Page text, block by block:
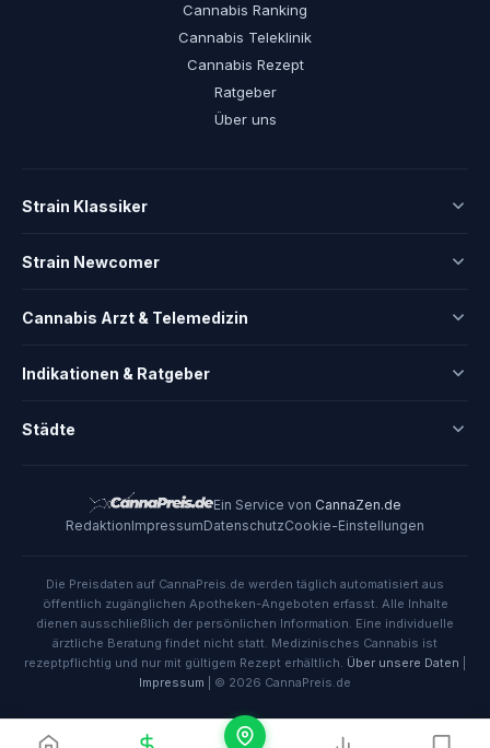
Cannabis Ranking
Cannabis Teleklinik
Cannabis Rezept
Ratgeber
Über uns
Strain Klassiker
Strain Newcomer
Cannabis Arzt & Telemedizin
Indikationen & Ratgeber
Städte
Ein Service von CannaZen.de
RedaktionImpressumDatenschutzCookie-Einstellungen
Die Preisdaten auf CannaPreis.de werden täglich automatisiert aus
öffentlich zugänglichen Apotheken-Angeboten erfasst. Alle Inhalte
dienen ausschließlich der persönlichen Information. Eine individuelle
ärztliche Beratung findet nicht statt. Medizinisches Cannabis ist
rezeptpflichtig und nur mit gültigem Rezept erhältlich. Über unsere Daten
Impressum | © 2026 CannaPreis.de